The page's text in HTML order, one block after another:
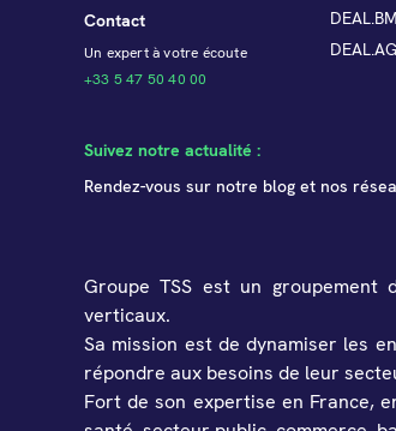
Contact
Un expert à votre écoute
+33 5 47 50 40 00
Suivez notre actualité :
Rendez-vous sur notre blog et nos
Groupe TSS est un groupement
verticaux.
Sa mission est de dynamiser les
répondre aux besoins de leur
Fort de son expertise en France,